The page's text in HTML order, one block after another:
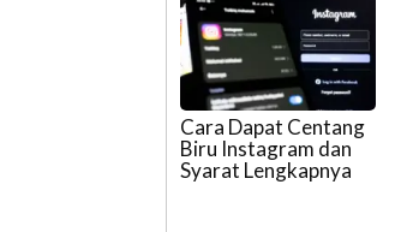
Cara Dapat Centang
Biru Instagram dan
Syarat Lengkapnya